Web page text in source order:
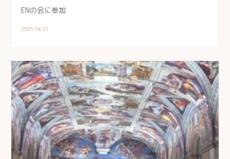
ENの会に参加
2025.04.17